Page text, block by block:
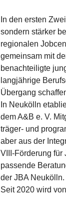
In den ersten
sondern stärker
regionalen
gemeinsam mit
benachteiligte
langjährige
Übergang
In Neukölln
dem A&B e. V.
träger- und
aber aus der
VIII-Förderung für
passende
der JBA Neukölln.
Seit 2020 wird